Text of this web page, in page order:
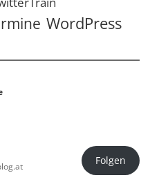
WordPress
Folgen